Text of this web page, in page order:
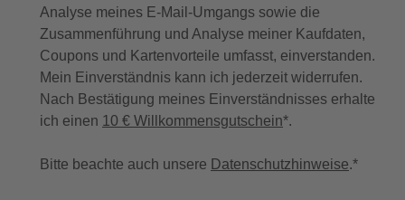
Analyse meines E-Mail-Umgangs sowie die
Zusammenführung und Analyse meiner Kaufdaten,
Coupons und Kartenvorteile umfasst, einverstanden.
Mein Einverständnis kann ich jederzeit widerrufen.
Nach Bestätigung meines Einverständnisses erhalte
ich einen 10 € Willkommensgutschein*.
Bitte beachte auch unsere Datenschutzhinweise.